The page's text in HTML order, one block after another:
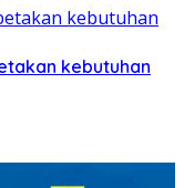
kebutuhan